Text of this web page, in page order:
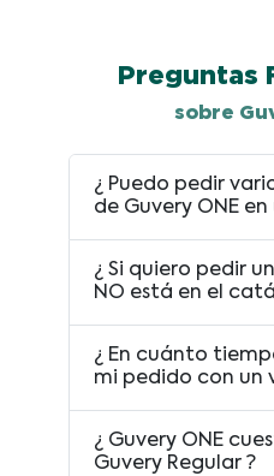
Preguntas
sobre
¿ Puedo pedir
de Guvery ONE
¿ Si quiero pedir
NO está en el
¿ En cuánto
mi pedido con un
¿ Guvery ONE
Guvery Regular ?